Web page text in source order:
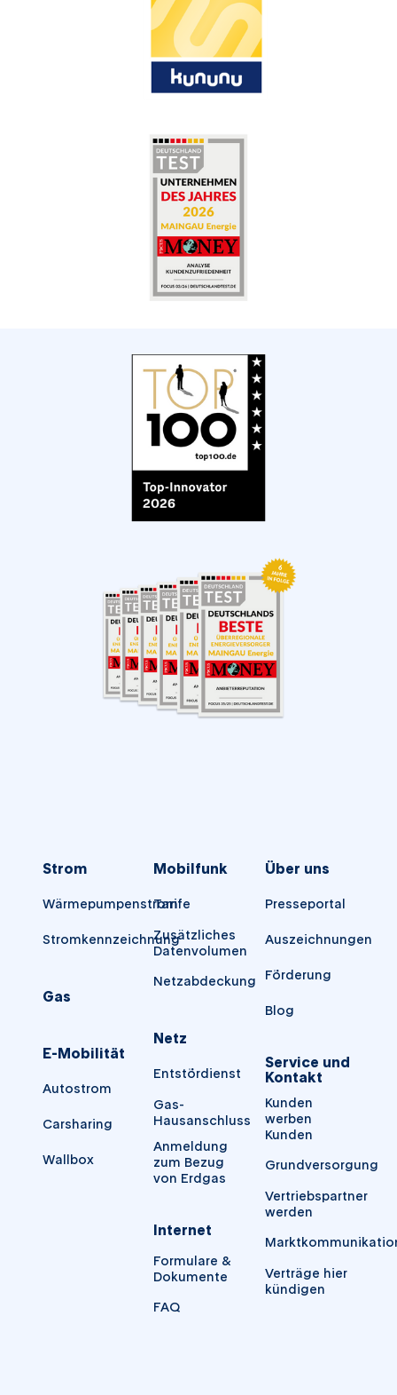
Strom
Wärmepumpenstrom
Stromkennzeichnung
Gas
E-Mobilität
Autostrom
Carsharing
Wallbox
Mobilfunk
Tarife
Zusätzliches
Datenvolumen
Netzabdeckung
Netz
Entstördienst
Gas-
Hausanschluss
Anmeldung
zum Bezug
von Erdgas
Internet
Formulare &
Dokumente
FAQ
Über uns
Presseportal
Auszeichnungen
Förderung
Blog
Service und
Kontakt
Kunden
werben
Kunden
Grundversorgung
Vertriebspartner
werden
Verträge hier
kündigen